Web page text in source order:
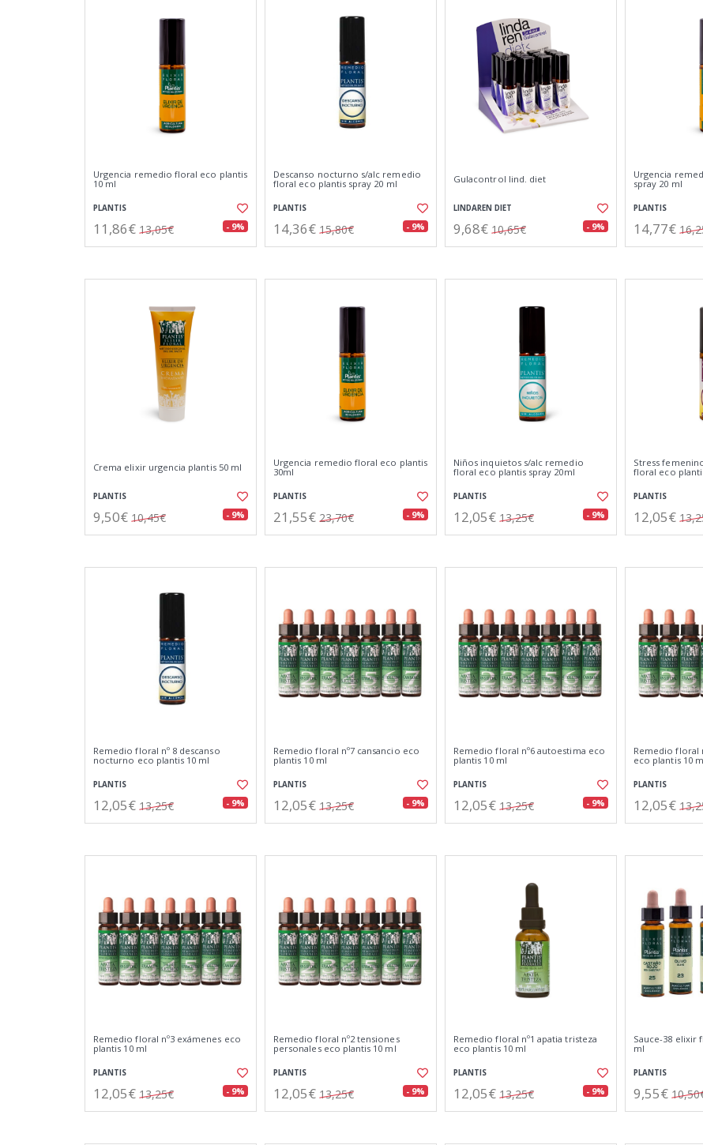
Urgencia remedio floral eco plantis
10 ml
PLANTIS
11,86€ 13,05€ - 9%
Descanso nocturno s/alc remedio
floral eco plantis spray 20 ml
PLANTIS
14,36€ 15,80€ - 9%
Gulacontrol lind. diet
LINDAREN DIET
9,68€ 10,65€ - 9%
Urgencia
spray 20 ml
PLANTIS
14,77€
Crema elixir urgencia plantis 50 ml
PLANTIS
9,50€ 10,45€ - 9%
Urgencia remedio floral eco plantis
30ml
PLANTIS
21,55€ 23,70€ - 9%
Niños inquietos s/alc remedio
floral eco plantis spray 20ml
PLANTIS
12,05€ 13,25€ - 9%
Stress
floral eco
PLANTIS
12,05€
Remedio floral nº 8 descanso
nocturno eco plantis 10 ml
PLANTIS
12,05€ 13,25€ - 9%
Remedio floral nº7 cansancio eco
plantis 10 ml
PLANTIS
12,05€ 13,25€ - 9%
Remedio floral nº6 autoestima eco
plantis 10 ml
PLANTIS
12,05€ 13,25€ - 9%
Remedio floral
eco plantis 10
PLANTIS
12,05€
Remedio floral nº3 exámenes eco
plantis 10 ml
PLANTIS
12,05€ 13,25€ - 9%
Remedio floral nº2 tensiones
personales eco plantis 10 ml
PLANTIS
12,05€ 13,25€ - 9%
Remedio floral nº1 apatia tristeza
eco plantis 10 ml
PLANTIS
12,05€ 13,25€ - 9%
Sauce-38 elixir
ml
PLANTIS
9,55€